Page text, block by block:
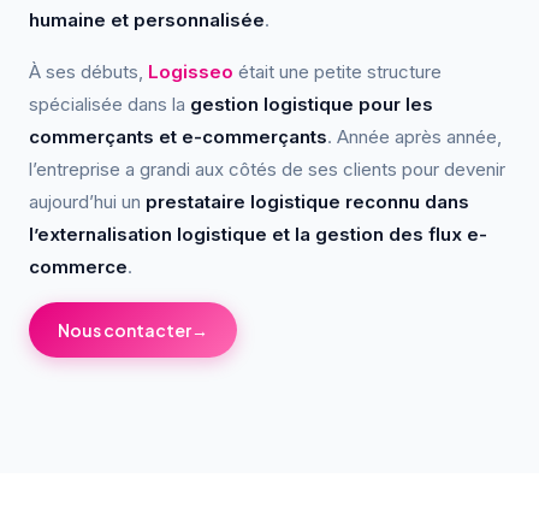
humaine et personnalisée.
À ses débuts, Logisseo était une petite structure
spécialisée dans la gestion logistique pour les
commerçants et e-commerçants. Année après année,
l’entreprise a grandi aux côtés de ses clients pour devenir
aujourd’hui un prestataire logistique reconnu dans
l’externalisation logistique et la gestion des flux e-
commerce.
Nous contacter→